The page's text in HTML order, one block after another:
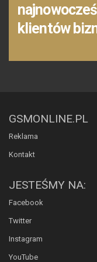
klientów
GSMONLINE.PL
Reklama
Kontakt
JESTEŚMY NA:
Facebook
Twitter
Instagram
YouTube